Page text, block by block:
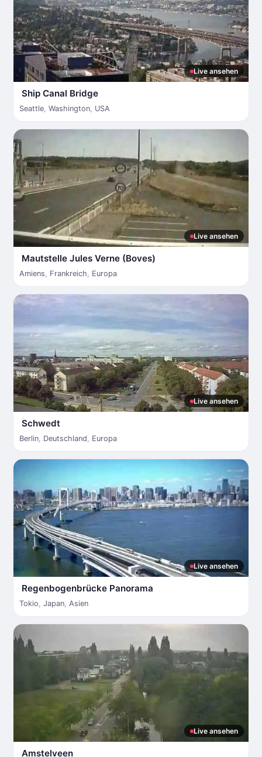
Live ansehen
Ship Canal Bridge
Seattle, Washington, USA
Live ansehen
Mautstelle Jules Verne (Boves)
Amiens, Frankreich, Europa
Live ansehen
Schwedt
Berlin, Deutschland, Europa
Live ansehen
Regenbogenbrücke Panorama
Tokio, Japan, Asien
Live ansehen
Amstelveen